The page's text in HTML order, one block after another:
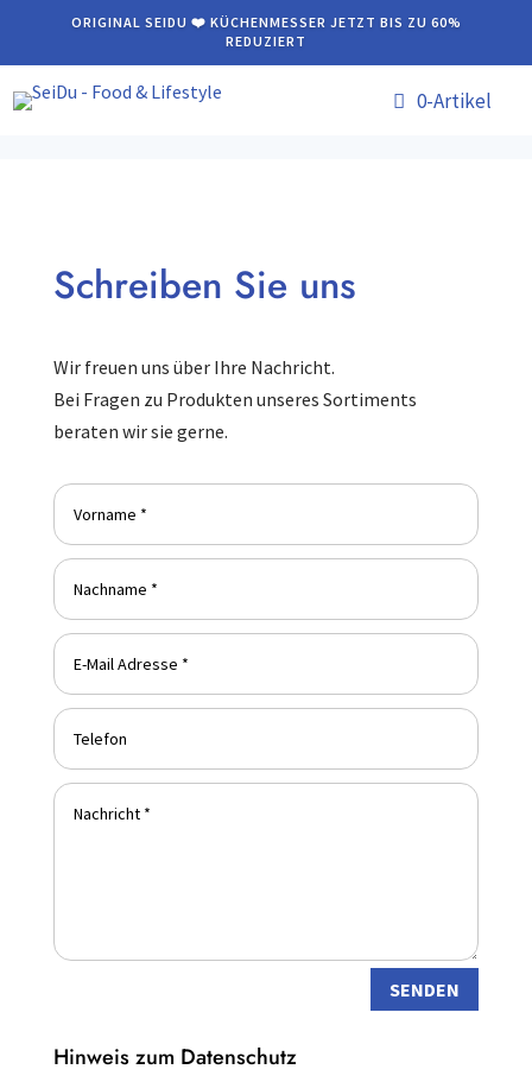
ORIGINAL SEIDU ❤️ KÜCHENMESSER JETZT BIS ZU 60%
REDUZIERT
0-Artikel
Schreiben Sie uns
Wir freuen uns über Ihre Nachricht.
Bei Fragen zu Produkten unseres Sortiments
beraten wir sie gerne.
SENDEN
Hinweis zum Datenschutz